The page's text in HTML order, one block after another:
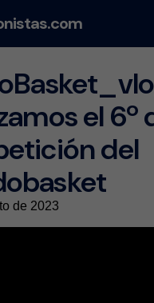
el 6º
del
de 2023